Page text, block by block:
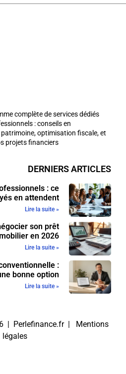
complète de services dédiés
: conseils en
optimisation fiscale, et
projets financiers
DERNIERS ARTICLES
: ce
en attendent
Lire la suite »
son prêt
en 2026
Lire la suite »
:
bonne option
Lire la suite »
| Perlefinance.fr | Mentions
légales